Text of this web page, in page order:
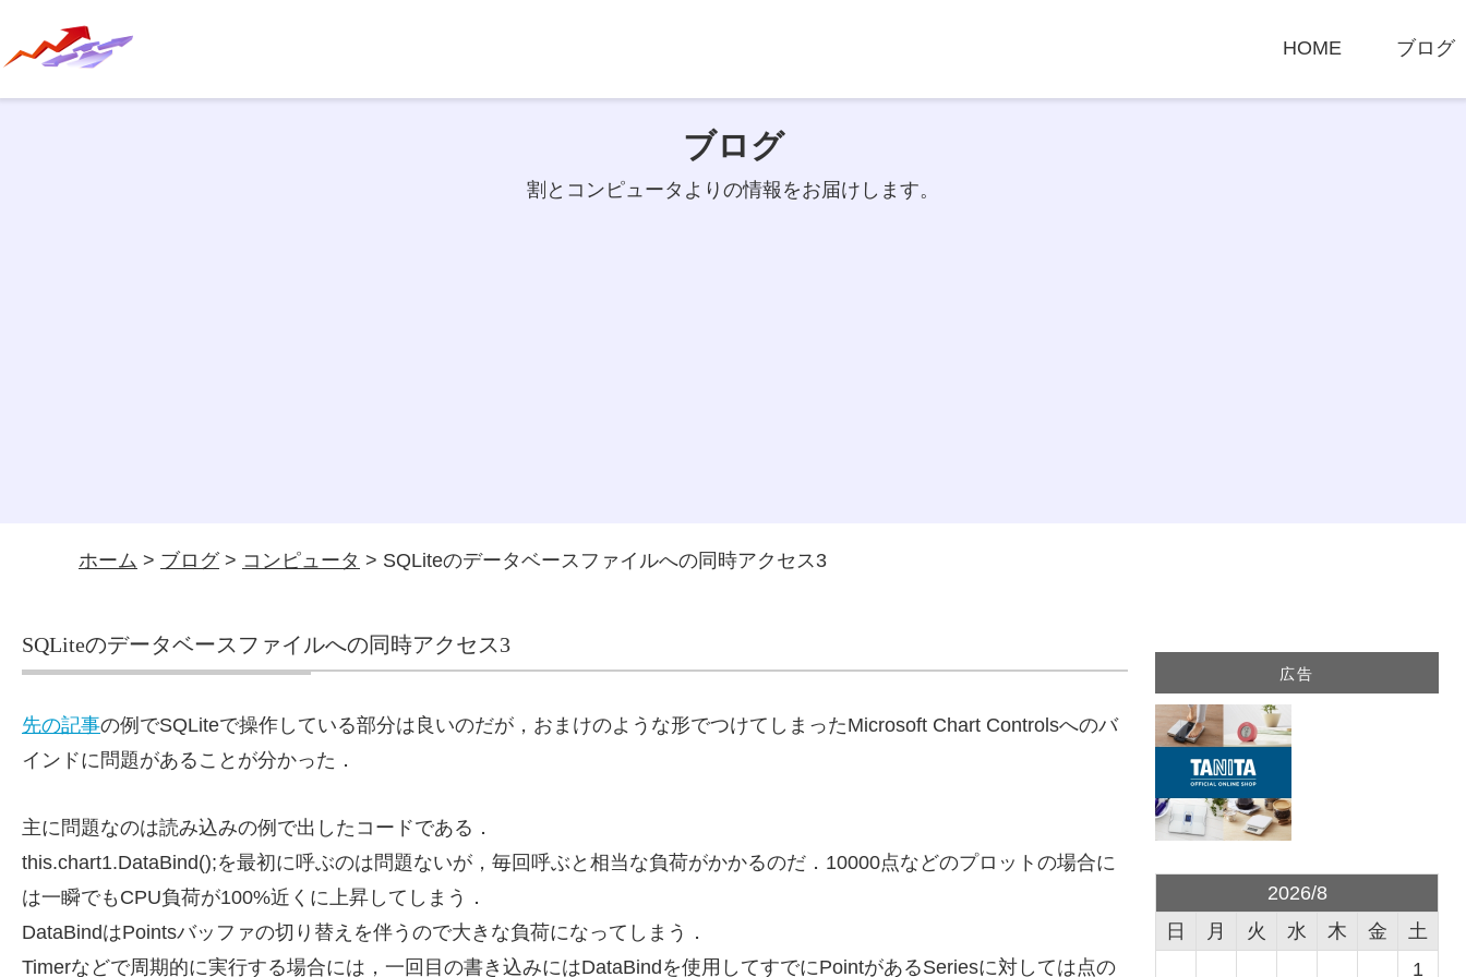
HOME ブログ
ブログ
割とコンピュータよりの情報をお届けします。
ホーム > ブログ> コンピュータ > SQLiteのデータベースファイルへの同時アクセス3
SQLiteのデータベースファイルへの同時アクセス3
先の記事の例でSQLiteで操作している部分は良いのだが，おまけのような形でつけてしまったMicrosoft Chart Controlsへのバ
インドに問題があることが分かった．
主に問題なのは読み込みの例で出したコードである．
this.chart1.DataBind();を最初に呼ぶのは問題ないが，毎回呼ぶと相当な負荷がかかるのだ．10000点などのプロットの場合に
は一瞬でもCPU負荷が100%近くに上昇してしまう．
DataBindはPointsバッファの切り替えを伴うので大きな負荷になってしまう．
Timerなどで周期的に実行する場合には，一回目の書き込みにはDataBindを使用してすでにPointがあるSeriesに対しては点の
広告
2026/8
日
月 火 水 木 金
土
1